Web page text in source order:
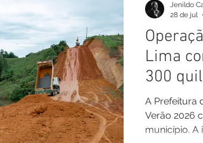
bairros e
Lima
300
três
A Prefeitura
Verão 2026
município. A
Jenildo
28 de jul